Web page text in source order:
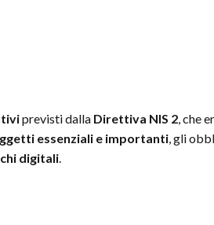
previsti dalla Direttiva NIS 2 , che
essenziali e importanti , gli
digitali